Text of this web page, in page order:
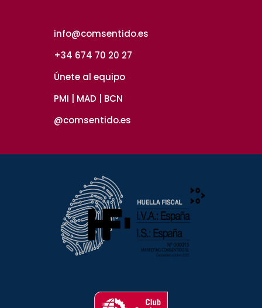
info@comsentido.es
+34 674 70 20 27
Únete al equipo
PMI | MAD | BCN
@comsentido.es